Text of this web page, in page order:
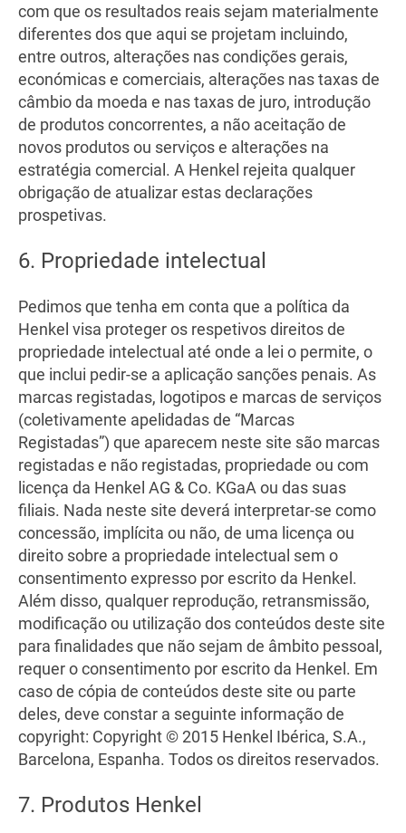
com que os resultados reais sejam materialmente
diferentes dos que aqui se projetam incluindo,
entre outros, alterações nas condições gerais,
económicas e comerciais, alterações nas taxas de
câmbio da moeda e nas taxas de juro, introdução
de produtos concorrentes, a não aceitação de
novos produtos ou serviços e alterações na
estratégia comercial. A Henkel rejeita qualquer
obrigação de atualizar estas declarações
prospetivas.
6. Propriedade intelectual
Pedimos que tenha em conta que a política da
Henkel visa proteger os respetivos direitos de
propriedade intelectual até onde a lei o permite, o
que inclui pedir-se a aplicação sanções penais. As
marcas registadas, logotipos e marcas de serviços
(coletivamente apelidadas de “Marcas
Registadas”) que aparecem neste site são marcas
registadas e não registadas, propriedade ou com
licença da Henkel AG & Co. KGaA ou das suas
filiais. Nada neste site deverá interpretar-se como
concessão, implícita ou não, de uma licença ou
direito sobre a propriedade intelectual sem o
consentimento expresso por escrito da Henkel.
Além disso, qualquer reprodução, retransmissão,
modificação ou utilização dos conteúdos deste site
para finalidades que não sejam de âmbito pessoal,
requer o consentimento por escrito da Henkel. Em
caso de cópia de conteúdos deste site ou parte
deles, deve constar a seguinte informação de
copyright: Copyright © 2015 Henkel Ibérica, S.A.,
Barcelona, Espanha. Todos os direitos reservados.
7. Produtos Henkel